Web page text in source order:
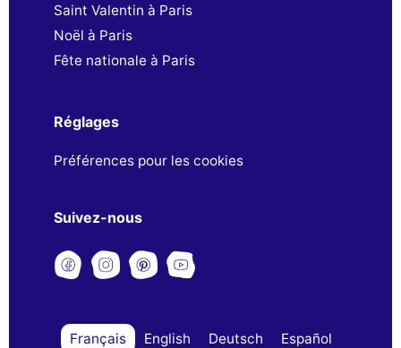
Saint Valentin à Paris
Noël à Paris
Fête nationale à Paris
Réglages
Préférences pour les cookies
Suivez-nous
Français English Deutsch Español